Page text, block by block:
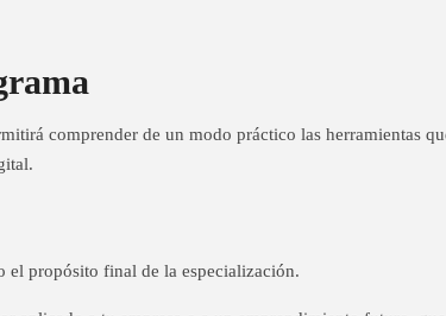
comprender de un modo práctico las herramientas
el propósito final de la especialización.